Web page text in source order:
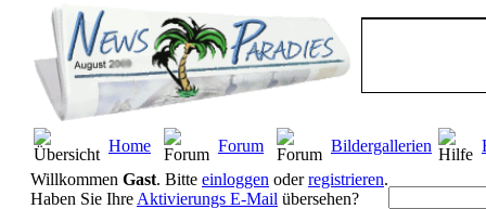
Home Forum Bildergallerien
Willkommen Gast. Bitte einloggen oderregistrieren.
Haben Sie Ihre Aktivierungs E-Mail übersehen?